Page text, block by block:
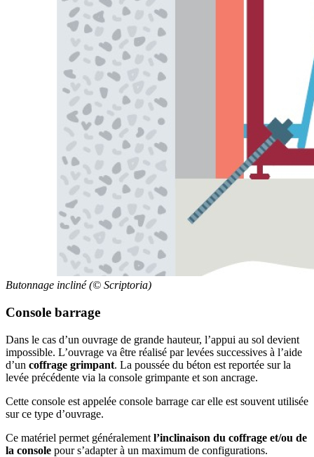
Butonnage incliné (© Scriptoria)
Console barrage
Dans le cas d’un ouvrage de grande hauteur, l’appui au sol devient
impossible. L’ouvrage va être réalisé par levées successives à l’aide
d’un coffrage grimpant. La poussée du béton est reportée sur la
levée précédente via la console grimpante et son ancrage.
Cette console est appelée console barrage car elle est souvent utilisée
sur ce type d’ouvrage.
Ce matériel permet généralement l’inclinaison du coffrage et/ou de
la console pour s’adapter à un maximum de configurations.